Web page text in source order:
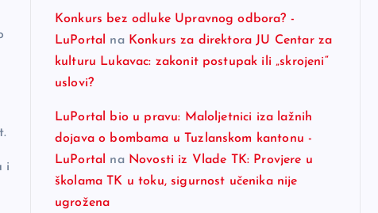
i
Konkurs bez odluke Upravnog odbora? -
LuPortal
na Konkurs za direktora JU Centar za
kulturu Lukavac: zakonit postupak ili „skrojeni“
uslovi?
LuPortal bio u pravu: Maloljetnici iza lažnih
dojava o bombama u Tuzlanskom kantonu -
LuPortal
na Novosti iz Vlade TK: Provjere u
školama TK u toku, sigurnost učenika nije
ugrožena